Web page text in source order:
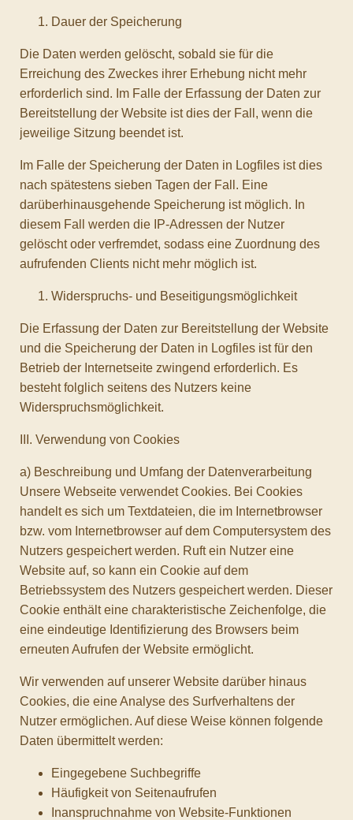
Dauer der Speicherung
Die Daten werden gelöscht, sobald sie für die
Erreichung des Zweckes ihrer Erhebung nicht mehr
erforderlich sind. Im Falle der Erfassung der Daten zur
Bereitstellung der Website ist dies der Fall, wenn die
jeweilige Sitzung beendet ist.
Im Falle der Speicherung der Daten in Logfiles ist dies
nach spätestens sieben Tagen der Fall. Eine
darüberhinausgehende Speicherung ist möglich. In
diesem Fall werden die IP-Adressen der Nutzer
gelöscht oder verfremdet, sodass eine Zuordnung des
aufrufenden Clients nicht mehr möglich ist.
Widerspruchs- und Beseitigungsmöglichkeit
Die Erfassung der Daten zur Bereitstellung der Website
und die Speicherung der Daten in Logfiles ist für den
Betrieb der Internetseite zwingend erforderlich. Es
besteht folglich seitens des Nutzers keine
Widerspruchsmöglichkeit.
III. Verwendung von Cookies
a) Beschreibung und Umfang der Datenverarbeitung
Unsere Webseite verwendet Cookies. Bei Cookies
handelt es sich um Textdateien, die im Internetbrowser
bzw. vom Internetbrowser auf dem Computersystem des
Nutzers gespeichert werden. Ruft ein Nutzer eine
Website auf, so kann ein Cookie auf dem
Betriebssystem des Nutzers gespeichert werden. Dieser
Cookie enthält eine charakteristische Zeichenfolge, die
eine eindeutige Identifizierung des Browsers beim
erneuten Aufrufen der Website ermöglicht.
Wir verwenden auf unserer Website darüber hinaus
Cookies, die eine Analyse des Surfverhaltens der
Nutzer ermöglichen. Auf diese Weise können folgende
Daten übermittelt werden:
Eingegebene Suchbegriffe
Häufigkeit von Seitenaufrufen
Inanspruchnahme von Website-Funktionen